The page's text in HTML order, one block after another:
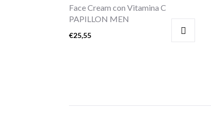
Face Cream con Vitamina C
PAPILLON MEN
€25,55